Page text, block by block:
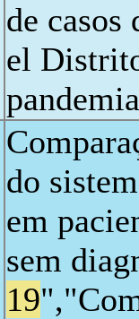
de casos
el
do
em
sem
19